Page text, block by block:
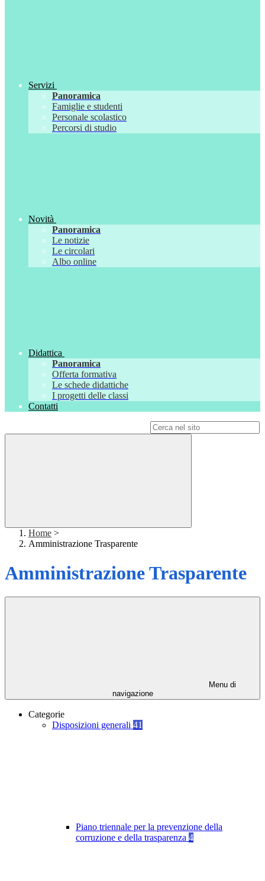
Servizi
Panoramica
Famiglie e studenti
Personale scolastico
Percorsi di studio
Novità
Panoramica
Le notizie
Le circolari
Albo online
Didattica
Panoramica
Offerta formativa
Le schede didattiche
I progetti delle classi
Contatti
Home >
Amministrazione Trasparente
Amministrazione Trasparente
Menu di
navigazione
Categorie
Disposizioni generali 41
Piano triennale per la prevenzione della
corruzione e della trasparenza 4